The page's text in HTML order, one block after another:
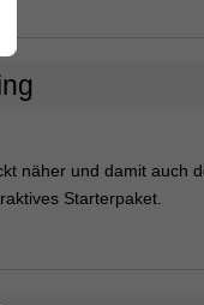
näher und damit auch
Starterpaket.